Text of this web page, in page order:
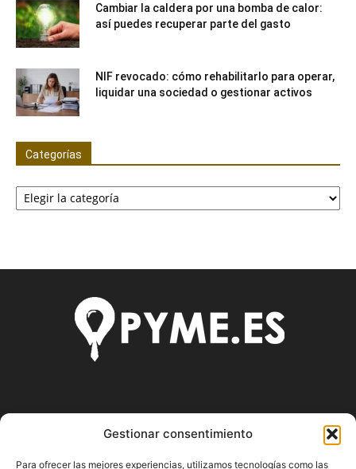
Gestionar consentimiento
Para ofrecer las mejores experiencias, utilizamos tecnologías como las
Cambiar la caldera por una bomba de calor:
así puedes recuperar parte del gasto
NIF revocado: cómo rehabilitarlo para operar,
liquidar una sociedad o gestionar activos
Categorías
Categorías
Pyme.es es el portal web donde podrás mantenerte